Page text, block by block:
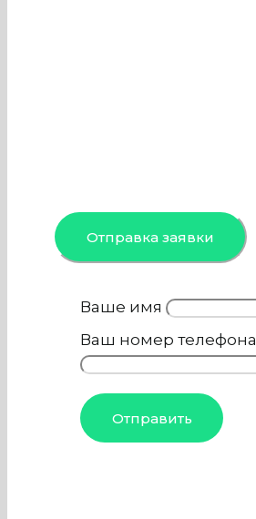
Отправка заявки
Ваше имя
Ваш номер телефона